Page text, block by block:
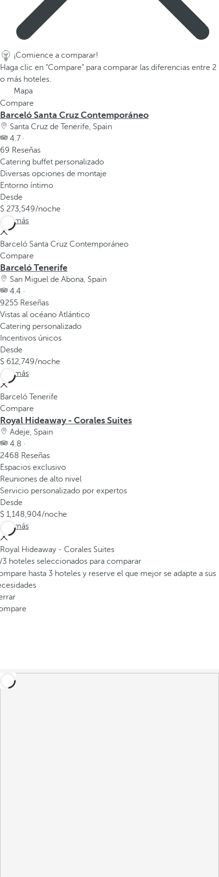
m
e
r
o
p
c
i
ó
n
d
e
l
a
e
n
t
a
n
a
e
m
e
r
g
e
t
e
.
¡Comience a comparar!
Haga clic en “Compare” para comparar las diferencias entre 2
o más hoteles.
Mapa
Compare
Barceló Santa Cruz Contemporáneo
Santa Cruz de Tenerife, Spain
4.7 ·
69 Reseñas
Catering buffet personalizado
Diversas opciones de montaje
Entorno íntimo
Desde
273,549/noche
Ver más
Barceló Santa Cruz Contemporáneo
Compare
Barceló Tenerife
San Miguel de Abona, Spain
4.4 ·
9255 Reseñas
Vistas al océano Atlántico
Catering personalizado
Incentivos únicos
Desde
612,749/noche
Ver más
Barceló Tenerife
Compare
Royal Hideaway - Corales Suites
Adeje, Spain
4.8 ·
2468 Reseñas
Espacios exclusivo
Reuniones de alto nivel
Servicio personalizado por expertos
Desde
1,148,904/noche
Ver más
Royal Hideaway - Corales Suites
/3 hoteles seleccionados para comparar
hasta 3 hoteles y reserve el que mejor se adapte a sus